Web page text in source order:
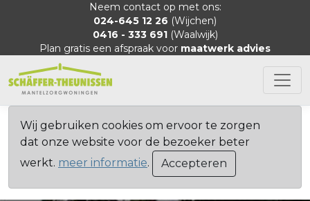
Neem contact op met ons:
024-645 12 26 (Wijchen)
0416 - 333 691(Waalwijk)
Plan gratis een afspraak voor maatwerk advies
Wij gebruiken cookies om ervoor te zorgen
dat onze website voor de bezoeker beter
werkt. meer informatie. Accepteren